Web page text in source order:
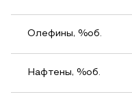
Олефины, %об.
Нафтены, %об.